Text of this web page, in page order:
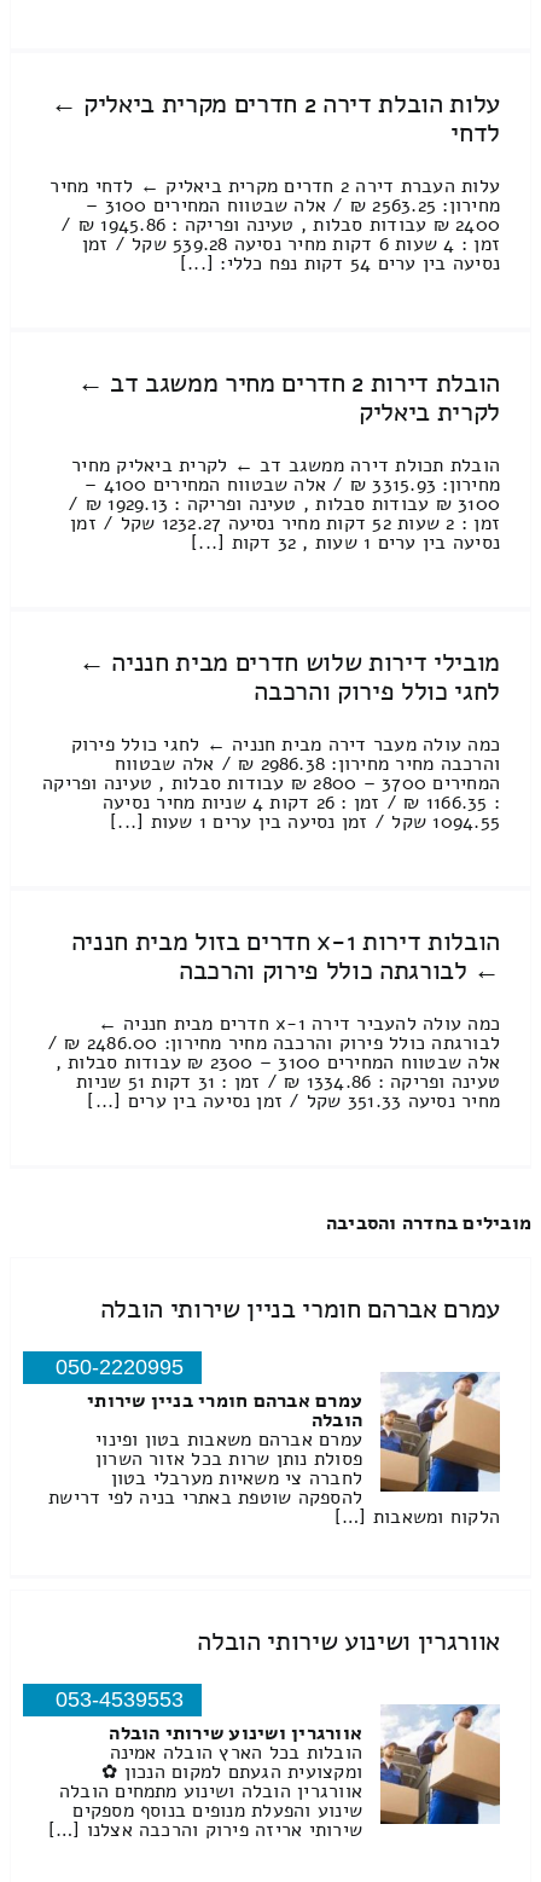
עלות הובלת דירה 2 חדרים מקרית ביאליק ←
לדחי
עלות העברת דירה 2 חדרים מקרית ביאליק ← לדחי מחיר
מחירון: 2563.25 ₪ / אלה שבטווח המחירים 3100 –
2400 ₪ עבודות סבלות , טעינה ופריקה : 1945.86 ₪ /
זמן : 4 שעות 6 דקות מחיר נסיעה 539.28 שקל / זמן
נסיעה בין ערים 54 דקות נפח כללי: [...]
הובלת דירות 2 חדרים מחיר ממשגב דב ←
לקרית ביאליק
הובלת תכולת דירה ממשגב דב ← לקרית ביאליק מחיר
מחירון: 3315.93 ₪ / אלה שבטווח המחירים 4100 –
3100 ₪ עבודות סבלות , טעינה ופריקה : 1929.13 ₪ /
זמן : 2 שעות 52 דקות מחיר נסיעה 1232.27 שקל / זמן
נסיעה בין ערים 1 שעות , 32 דקות [...]
מובילי דירות שלוש חדרים מבית חנניה ←
לחגי כולל פירוק והרכבה
כמה עולה מעבר דירה מבית חנניה ← לחגי כולל פירוק
והרכבה מחיר מחירון: 2986.38 ₪ / אלה שבטווח
המחירים 3700 – 2800 ₪ עבודות סבלות , טעינה ופריקה
: 1166.35 ₪ / זמן : 26 דקות 4 שניות מחיר נסיעה
1094.55 שקל / זמן נסיעה בין ערים 1 שעות [...]
הובלות דירות 1-x חדרים בזול מבית חנניה
← לבורגתה כולל פירוק והרכבה
כמה עולה להעביר דירה 1-x חדרים מבית חנניה ←
לבורגתה כולל פירוק והרכבה מחיר מחירון: 2486.00 ₪ /
אלה שבטווח המחירים 3100 – 2300 ₪ עבודות סבלות ,
טעינה ופריקה : 1334.86 ₪ / זמן : 31 דקות 51 שניות
מחיר נסיעה 351.33 שקל / זמן נסיעה בין ערים [...]
מובילים בחדרה והסביבה
עמרם אברהם חומרי בניין שירותי הובלה
050-2220995
עמרם אברהם חומרי בניין שירותי
הובלה
עמרם אברהם משאבות בטון ופינוי
פסולת נותן שרות בכל אזור השרון
לחברה צי משאיות מערבלי בטון
להספקה שוטפת באתרי בניה לפי דרישת
הלקוח ומשאבות […]
אוורגרין ושינוע שירותי הובלה
053-4539553
אוורגרין ושינוע שירותי הובלה
הובלות בכל הארץ הובלה אמינה
ומקצועית הגעתם למקום הנכון ✿
אוורגרין הובלה ושינוע מתמחים הובלה
שינוע והפעלת מנופים בנוסף מספקים
שירותי אריזה פירוק והרכבה אצלנו […]